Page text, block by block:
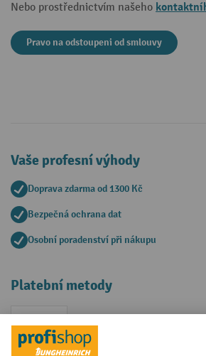
Nebo prostřednictvím našeho
Pravo na odstoupeni od smlouvy
Vaše profesní výhody
Doprava zdarma od 1300 Kč
Bezpečná ochrana dat
Osobní poradenství při nákupu
Platební metody
Faktura